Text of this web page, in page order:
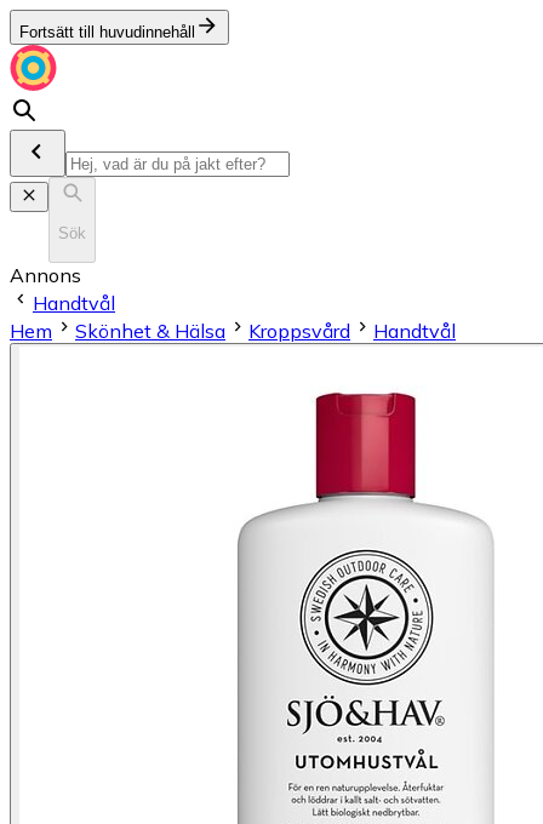
Fortsätt till huvudinnehåll
Sök
Annons
Handtvål
Hem
Skönhet & Hälsa Kroppsvård Handtvål